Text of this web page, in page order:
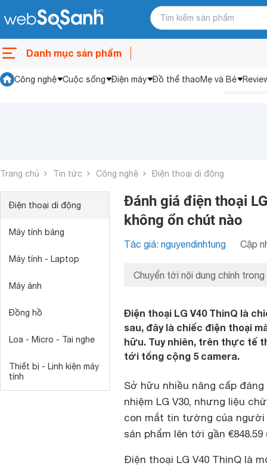
Danh mục sản phẩm
Công nghệ Cuộc sống Điện máy Đồ thể thaoMẹ và Bé
Trang chủ Tin tức Công nghệ Điện thoại di động
Điện thoại di động
Máy tính bảng
Máy tính - Laptop
Máy ảnh
Đồng hồ
Loa - Micro - Tai nghe
Thiết bị - Linh kiện máy
tính
Đánh giá điện thoại
không ổn chút nào
Tác giả: nguyendinhtung Cập
Chuyển tới nội dung chính trong
Điện thoại LG V40 ThinQ là
sau, đây là chiếc điện thoại
hữu. Tuy nhiên, trên thực tế
tới tổng cộng 5 camera.
Sở hữu nhiều nâng cấp
nhiệm LG V30, nhưng liệu
con mắt tin tường của người
sản phẩm lên tới gần €848.59
Điện thoại LG V40 ThinQ là